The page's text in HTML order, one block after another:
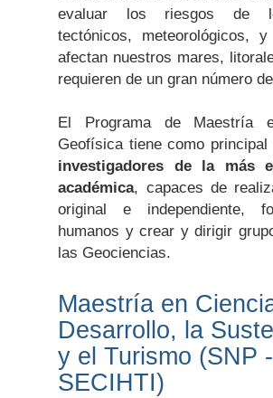
evaluar los riesgos de
tectónicos, meteorológicos,
afectan nuestros mares,
requieren de un gran número
El Programa de Maestría
Geofísica tiene como
investigadores de la más
académica, capaces de
original e independiente,
humanos y crear y dirigir
las Geociencias.
Maestría en
Desarrollo, la
y el Turismo (SNP -
SECIHTI)